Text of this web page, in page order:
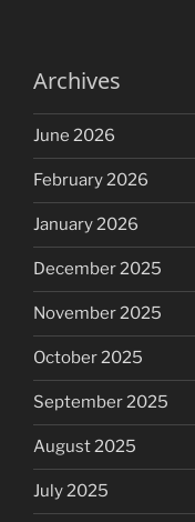
Archives
June 2026
February 2026
January 2026
December 2025
November 2025
October 2025
September 2025
August 2025
July 2025